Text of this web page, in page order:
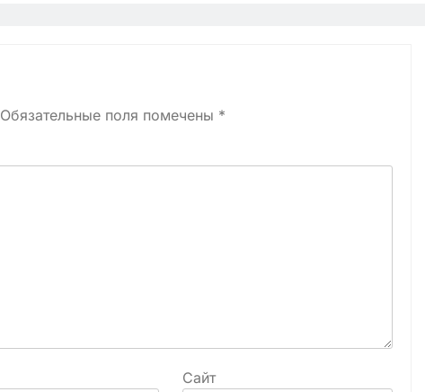
Обязательные поля помечены *
Сайт